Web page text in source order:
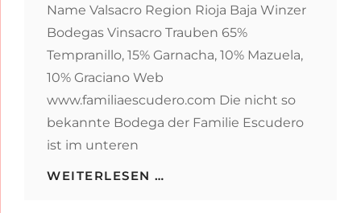
Name Valsacro Region Rioja Baja Winzer
Bodegas Vinsacro Trauben 65%
Tempranillo, 15% Garnacha, 10% Mazuela,
10% Graciano Web
www.familiaescudero.com Die nicht so
bekannte Bodega der Familie Escudero
ist im unteren
WEITERLESEN …